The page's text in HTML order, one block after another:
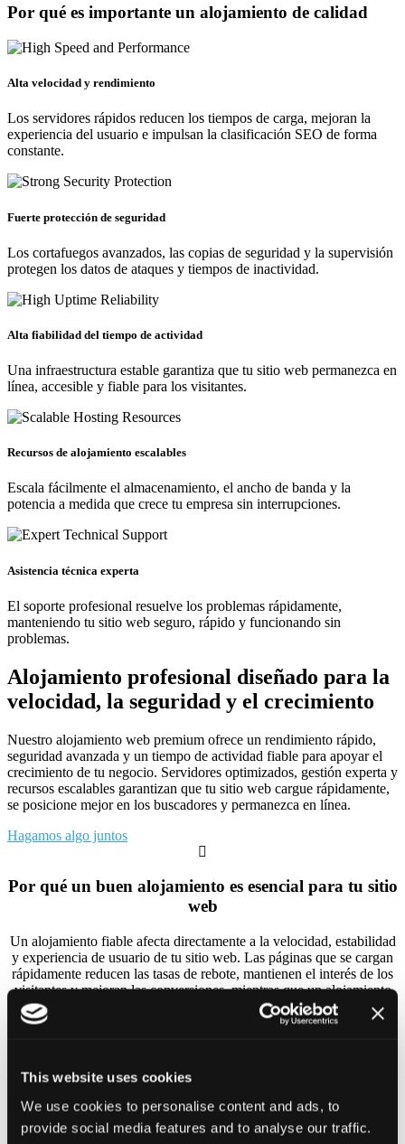
This website uses cookies
We use cookies to personalise content and ads, to
provide social media features and to analyse our traffic.
Por qué es importante un alojamiento de calidad
Alta velocidad y rendimiento
Los servidores rápidos reducen los tiempos de carga, mejoran la
experiencia del usuario e impulsan la clasificación SEO de forma
constante.
Fuerte protección de seguridad
Los cortafuegos avanzados, las copias de seguridad y la supervisión
protegen los datos de ataques y tiempos de inactividad.
Alta fiabilidad del tiempo de actividad
Una infraestructura estable garantiza que tu sitio web permanezca en
línea, accesible y fiable para los visitantes.
Recursos de alojamiento escalables
Escala fácilmente el almacenamiento, el ancho de banda y la
potencia a medida que crece tu empresa sin interrupciones.
Asistencia técnica experta
El soporte profesional resuelve los problemas rápidamente,
manteniendo tu sitio web seguro, rápido y funcionando sin
problemas.
Alojamiento profesional diseñado para la
velocidad, la seguridad y el crecimiento
Nuestro alojamiento web premium ofrece un rendimiento rápido,
seguridad avanzada y un tiempo de actividad fiable para apoyar el
crecimiento de tu negocio. Servidores optimizados, gestión experta y
recursos escalables garantizan que tu sitio web cargue rápidamente,
se posicione mejor en los buscadores y permanezca en línea.
Hagamos algo juntos

Por qué un buen alojamiento es esencial para tu sitio
web
Un alojamiento fiable afecta directamente a la velocidad, estabilidad
y experiencia de usuario de tu sitio web. Las páginas que se cargan
rápidamente reducen las tasas de rebote, mantienen el interés de los
visitantes y mejoran las conversiones, mientras que un alojamiento
lento o inestable puede costarte tráfico y credibilidad.
incluyen cortafuegos, copias de seguridad periódicas y supervisión
que ayudan a proteger tu sitio web de las ciberamenazas, la pérdida
de datos y los tiempos de inactividad inesperados.
Por último, un alojamiento de calidad favorece el crecimiento a largo